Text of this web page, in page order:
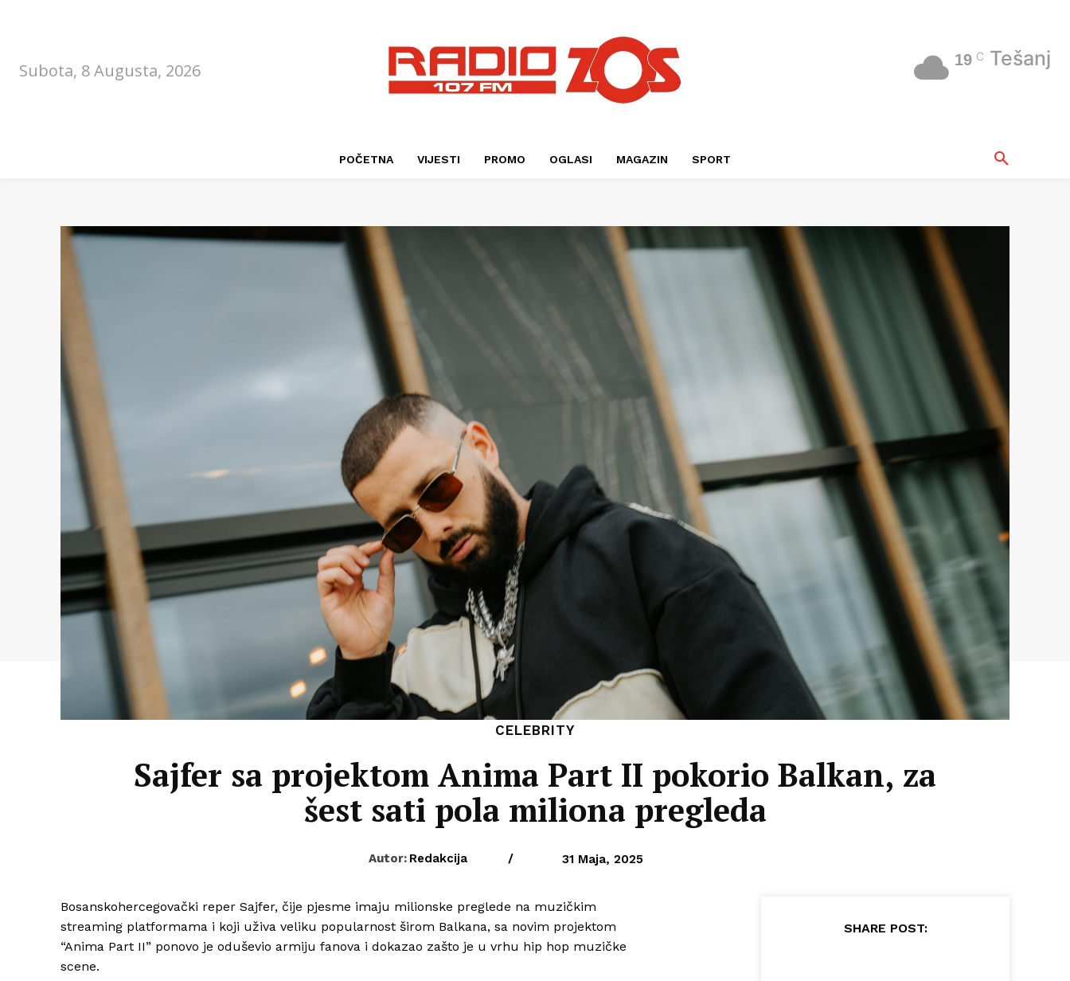
Subota, 8 Augusta, 2026
19 C Tešanj
POČETNA VIJESTI PROMO OGLASI MAGAZIN SPORT
CELEBRITY
Sajfer sa projektom Anima Part II pokorio Balkan, za
šest sati pola miliona pregleda
Autor: Redakcija / 31 Maja, 2025
Bosanskohercegovački reper Sajfer, čije pjesme imaju milionske preglede na muzičkim
streaming platformama i koji uživa veliku popularnost širom Balkana, sa novim projektom
“Anima Part II” ponovo je oduševio armiju fanova i dokazao zašto je u vrhu hip hop muzičke
scene.
SHARE POST: